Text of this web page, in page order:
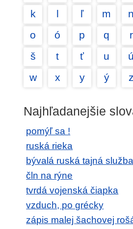
k
l ľ m n
o
ó p q r
š
t ť u ú
w
x y ý z
Najhľadanejšie
pomýľ sa !
ruská rieka
bývalá ruská tajná služba
čln na rýne
tvrdá vojenská čiapka
vzduch, po grécky
zápis malej šachovej